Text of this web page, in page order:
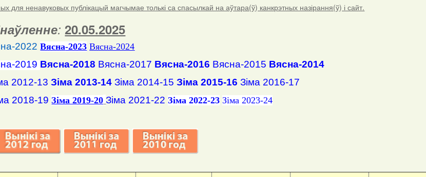
для ненавуковых публікацый магчымае толькі са спасылкай на аўтара(ў) канкрэтных назірання(ў) і сайт.
:20.05.2025
2022 Вясна-2023 Вясна-2024
2019 Вясна-2018 Вясна-2017 Вясна-2016 Вясна-2015 Вясна-2014
2012-13 Зіма 2013-14 Зіма 2014-15 Зіма 2015-16 Зіма 2016-17
2018-19 Зіма 2019-20 Зіма 2021-22 Зіма 2022-23 Зіма 2023-24